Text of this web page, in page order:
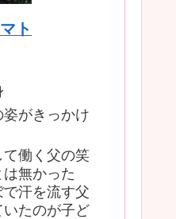
ト
がきっかけ
働く父の笑
無かった
汗を流す父
たのが子ど